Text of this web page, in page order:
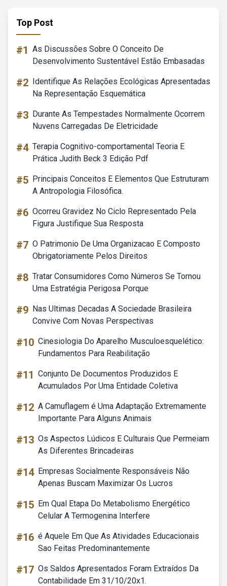
Top Post
#1 As Discussões Sobre O Conceito De
Desenvolvimento Sustentável Estão Embasadas
#2 Identifique As Relações Ecológicas Apresentadas
Na Representação Esquemática
#3 Durante As Tempestades Normalmente Ocorrem
Nuvens Carregadas De Eletricidade
#4 Terapia Cognitivo-comportamental Teoria E
Prática Judith Beck 3 Edição Pdf
#5 Principais Conceitos E Elementos Que Estruturam
A Antropologia Filosófica.
#6 Ocorreu Gravidez No Ciclo Representado Pela
Figura Justifique Sua Resposta
#7 O Patrimonio De Uma Organizacao E Composto
Obrigatoriamente Pelos Direitos
#8 Tratar Consumidores Como Números Se Tornou
Uma Estratégia Perigosa Porque
#9 Nas Ultimas Decadas A Sociedade Brasileira
Convive Com Novas Perspectivas
#10 Cinesiologia Do Aparelho Musculoesquelético:
Fundamentos Para Reabilitação
#11 Conjunto De Documentos Produzidos E
Acumulados Por Uma Entidade Coletiva
#12 A Camuflagem é Uma Adaptação Extremamente
Importante Para Alguns Animais
#13 Os Aspectos Lúdicos E Culturais Que Permeiam
As Diferentes Brincadeiras
#14 Empresas Socialmente Responsáveis Não
Apenas Buscam Maximizar Os Lucros
#15 Em Qual Etapa Do Metabolismo Energético
Celular A Termogenina Interfere
#16 é Aquele Em Que As Atividades Educacionais
Sao Feitas Predominantemente
#17 Os Saldos Apresentados Foram Extraídos Da
Contabilidade Em 31/10/20x1.